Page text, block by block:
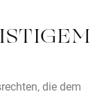
die dem